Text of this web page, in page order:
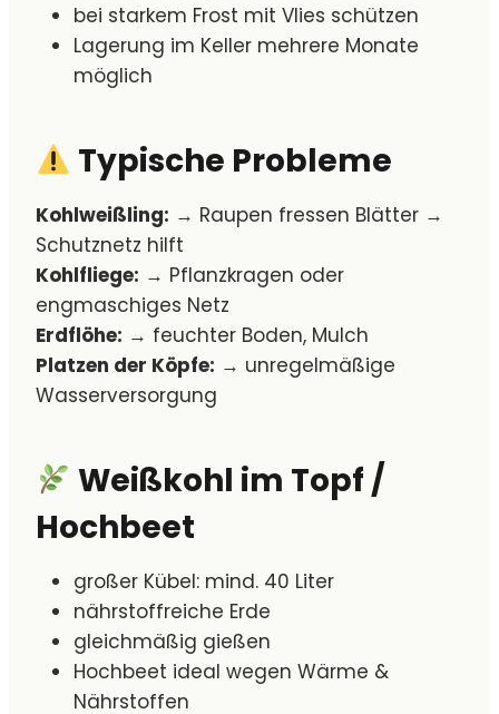
bei starkem Frost mit Vlies schützen
Lagerung im Keller mehrere Monate
möglich
Typische Probleme
Kohlweißling: → Raupen fressen Blätter →
Schutznetz hilft
Kohlfliege: → Pflanzkragen oder
engmaschiges Netz
Erdflöhe: → feuchter Boden, Mulch
Platzen der Köpfe: → unregelmäßige
Wasserversorgung
Weißkohl im Topf /
Hochbeet
großer Kübel: mind. 40 Liter
nährstoffreiche Erde
gleichmäßig gießen
Hochbeet ideal wegen Wärme &
Nährstoffen